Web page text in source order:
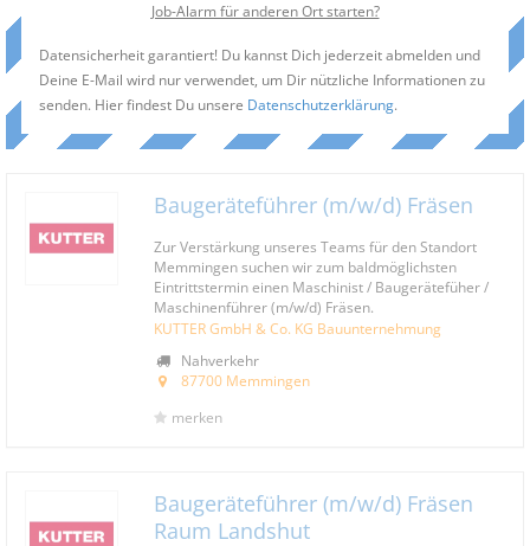
Job-Alarm für anderen Ort starten?
Datensicherheit garantiert! Du kannst Dich jederzeit abmelden und
Deine E-Mail wird nur verwendet, um Dir nützliche Informationen zu
senden. Hier findest Du unsere Datenschutzerklärung.
Baugeräteführer (m/w/d) Fräsen
Zur Verstärkung unseres Teams für den Standort
Memmingen suchen wir zum baldmöglichsten
Eintrittstermin einen Maschinist / Baugerätefüher /
Maschinenführer (m/w/d) Fräsen.
KUTTER GmbH & Co. KG Bauunternehmung
Nahverkehr
87700 Memmingen
merken
Baugeräteführer (m/w/d) Fräsen
Raum Landshut